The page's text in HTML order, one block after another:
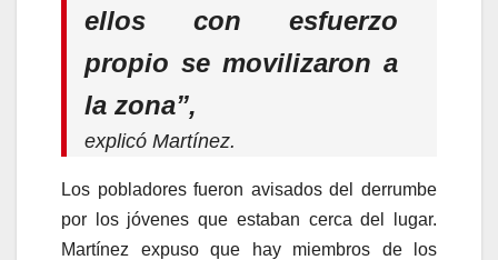
ellos con esfuerzo
propio se movilizaron a
la zona”,
explicó Martínez.
Los pobladores fueron avisados del derrumbe
por los jóvenes que estaban cerca del lugar.
Martínez expuso que hay miembros de los